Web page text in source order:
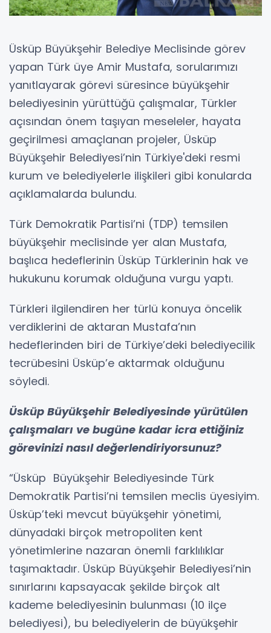
Üsküp Büyükşehir Belediye Meclisinde görev
yapan Türk üye Amir Mustafa, sorularımızı
yanıtlayarak görevi süresince büyükşehir
belediyesinin yürüttüğü çalışmalar, Türkler
açısından önem taşıyan meseleler, hayata
geçirilmesi amaçlanan projeler, Üsküp
Büyükşehir Belediyesi’nin Türkiye'deki resmi
kurum ve belediyelerle ilişkileri gibi konularda
açıklamalarda bulundu.
Türk Demokratik Partisi’ni (TDP) temsilen
büyükşehir meclisinde yer alan Mustafa,
başlıca hedeflerinin Üsküp Türklerinin hak ve
hukukunu korumak olduğuna vurgu yaptı.
Türkleri ilgilendiren her türlü konuya öncelik
verdiklerini de aktaran Mustafa’nın
hedeflerinden biri de Türkiye’deki belediyecilik
tecrübesini Üsküp’e aktarmak olduğunu
söyledi.
Üsküp Büyükşehir Belediyesinde yürütülen
çalışmaları ve bugüne kadar icra ettiğiniz
görevinizi nasıl değerlendiriyorsunuz?
“Üsküp Büyükşehir Belediyesinde Türk
Demokratik Partisi’ni temsilen meclis üyesiyim.
Üsküp’teki mevcut büyükşehir yönetimi,
dünyadaki birçok metropoliten kent
yönetimlerine nazaran önemli farklılıklar
taşımaktadır. Üsküp Büyükşehir Belediyesi’nin
sınırlarını kapsayacak şekilde birçok alt
kademe belediyesinin bulunması (10 ilçe
belediyesi), bu belediyelerin de büyükşehir